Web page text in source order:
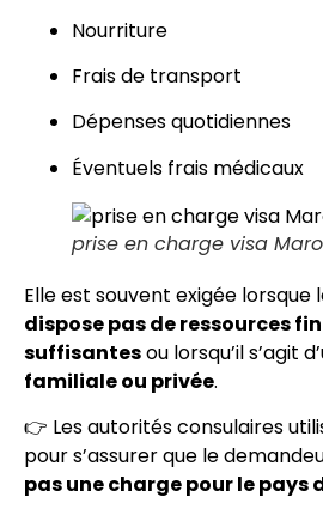
Nourriture
Frais de transport
Dépenses quotidiennes
Éventuels frais médicaux
prise en charge visa
Elle est souvent exigée lorsque
dispose pas de ressources
suffisantesou lorsqu’il s’agit
familiale ou privée.
👉 Les autorités consulaires
pour s’assurer que le
pas une charge pour le pays